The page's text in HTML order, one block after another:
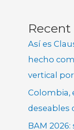
Recent
Así es
hecho
vertical
Colombia,
deseables
BAM